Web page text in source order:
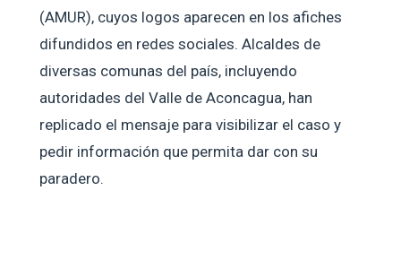
(AMUR), cuyos logos aparecen en los afiches
difundidos en redes sociales. Alcaldes de
diversas comunas del país, incluyendo
autoridades del Valle de Aconcagua, han
replicado el mensaje para visibilizar el caso y
pedir información que permita dar con su
paradero.